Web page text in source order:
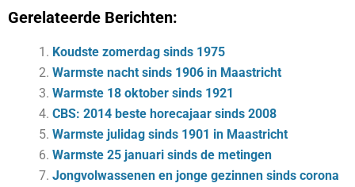
Gerelateerde Berichten:
Koudste zomerdag sinds 1975
Warmste nacht sinds 1906 in Maastricht
Warmste 18 oktober sinds 1921
CBS: 2014 beste horecajaar sinds 2008
Warmste julidag sinds 1901 in Maastricht
Warmste 25 januari sinds de metingen
Jongvolwassenen en jonge gezinnen sinds corona